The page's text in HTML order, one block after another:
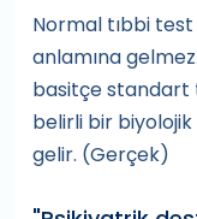
Normal tıbbi
anlamına
basitçe standart
belirli bir biyolojik
gelir. (Gerçek)